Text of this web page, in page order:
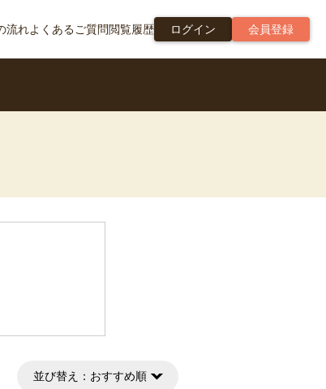
流れよくあるご質問閲覧履歴 ログイン 会員登録
並び替え： おすすめ順